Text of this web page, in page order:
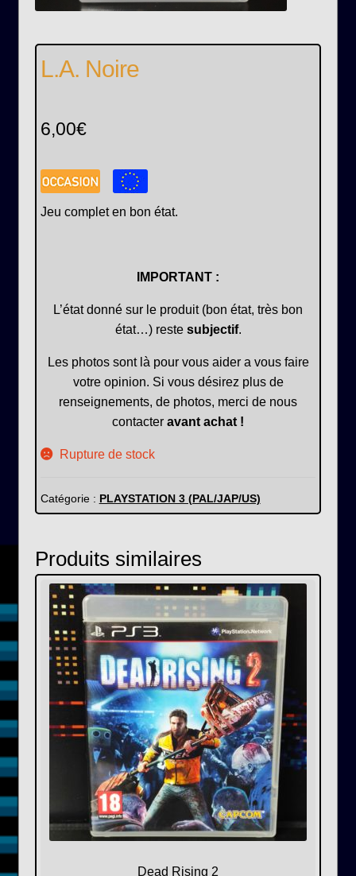
L.A. Noire
6,00€
Jeu complet en bon état.
IMPORTANT :
L’état donné sur le produit (bon état, très bon
état…) reste subjectif.
Les photos sont là pour vous aider a vous faire
votre opinion. Si vous désirez plus de
renseignements, de photos, merci de nous
contacter avant achat !
Rupture de stock
Catégorie : PLAYSTATION 3 (PAL/JAP/US)
Produits similaires
Dead Rising 2